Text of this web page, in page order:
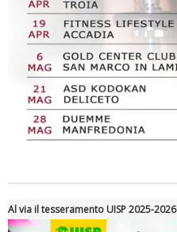
Al via il tesseramento UISP 2025-2026